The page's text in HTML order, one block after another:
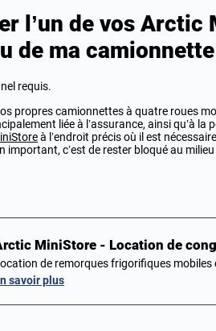
l’un de vos Arctic
de ma
requis.
propres camionnettes à quatre roues
liée à l’assurance, ainsi qu’à
à l’endroit précis où il est
important, c’est de rester bloqué au milieu
MiniStore - Location de
de remorques frigorifiques
savoir plus